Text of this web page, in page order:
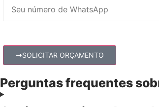
SOLICITAR ORÇAMENTO
Perguntas frequentes